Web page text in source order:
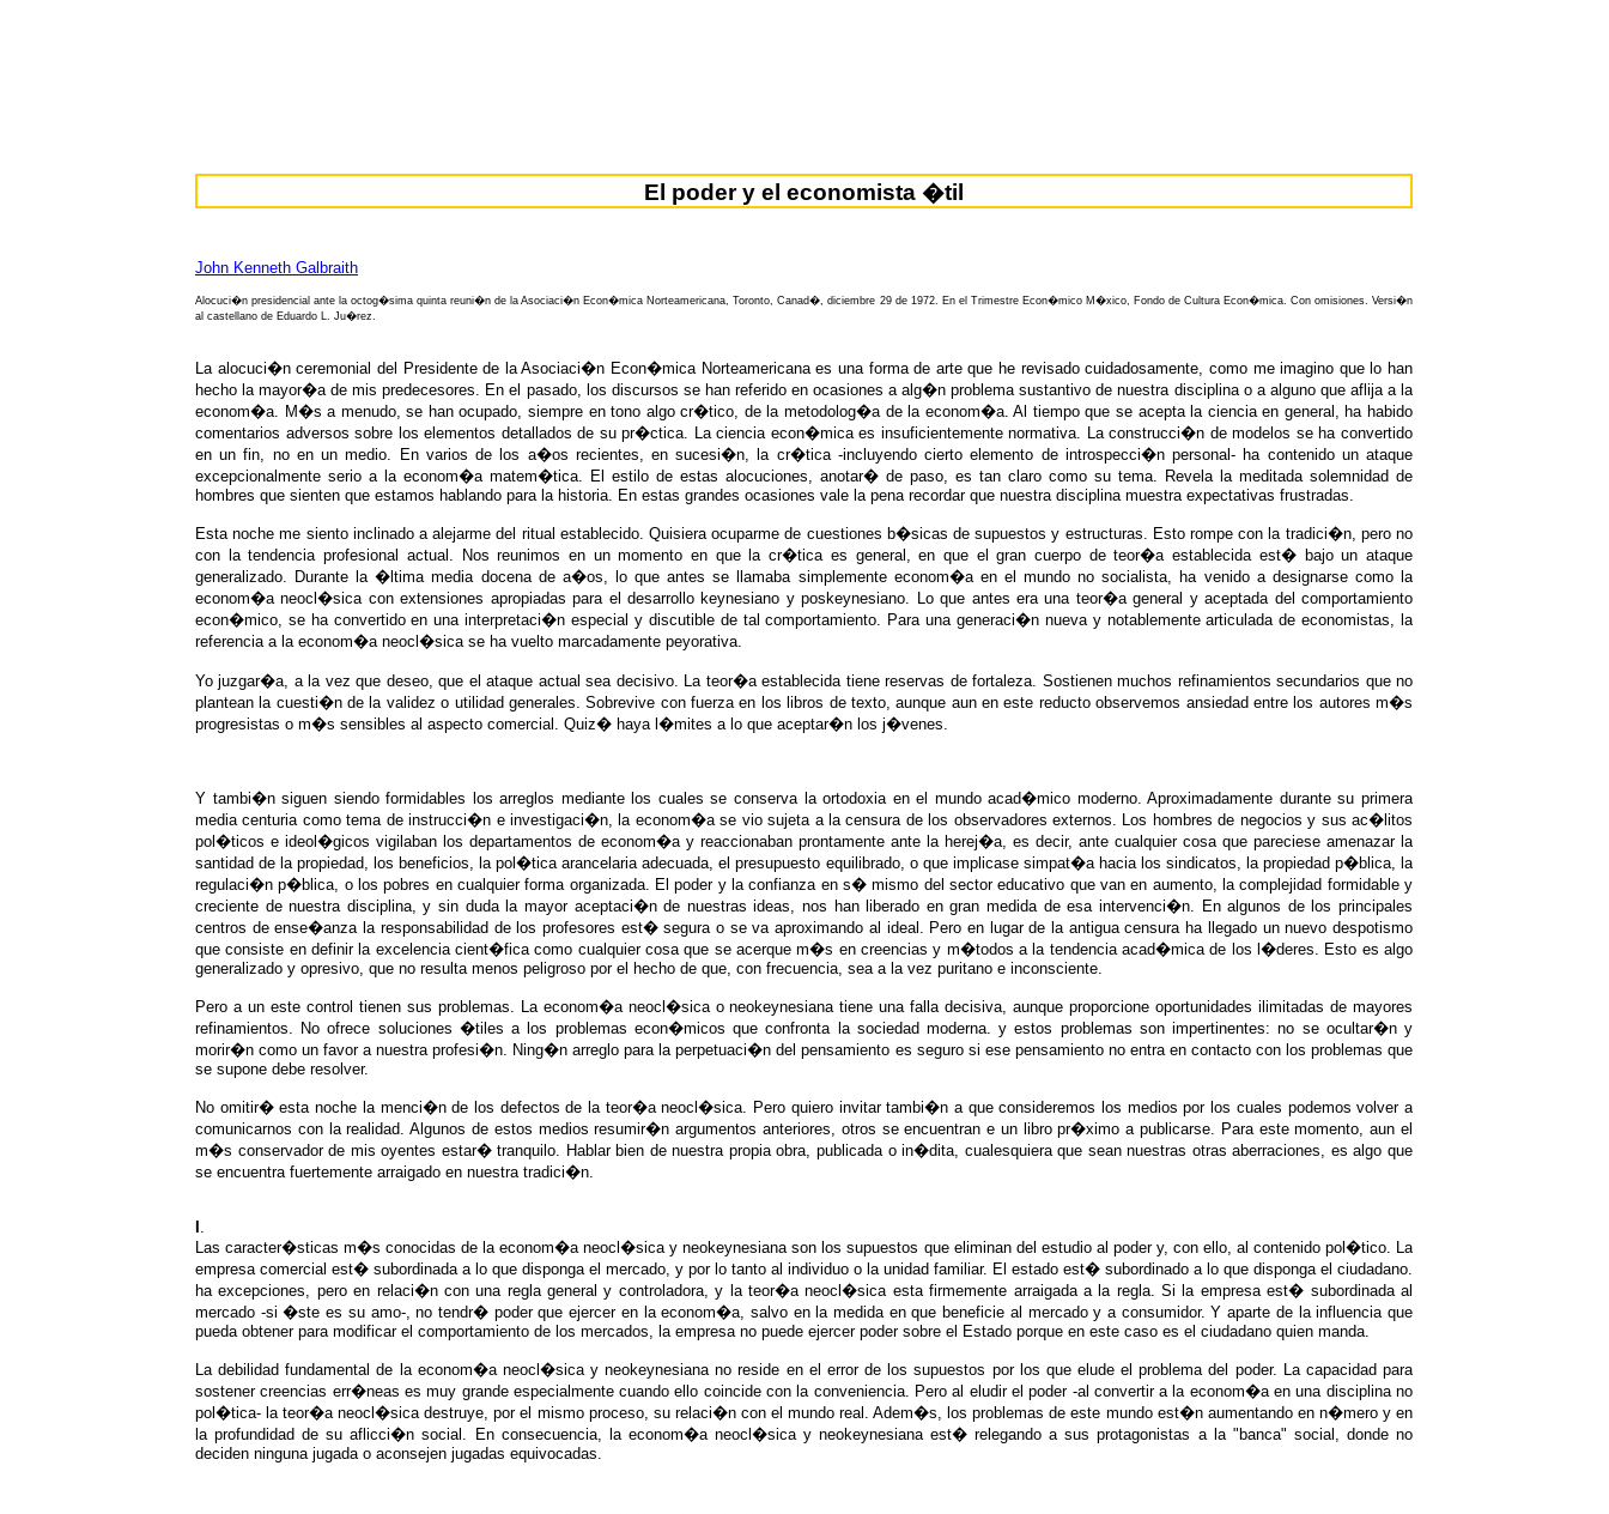
El poder y el economista �til
John Kenneth Galbraith
Alocuci�n presidencial ante la octog�sima quinta reuni�n de la Asociaci�n Econ�mica Norteamericana, Toronto, Canad�, diciembre 29 de 1972. En el Trimestre Econ�mico M�xico, Fondo de Cultura Econ�mica. Con omisiones. Versi�n
al castellano de Eduardo L. Ju�rez.
La alocuci�n ceremonial del Presidente de la Asociaci�n Econ�mica Norteamericana es una forma de arte que he revisado cuidadosamente, como me imagino que lo han
hecho la mayor�a de mis predecesores. En el pasado, los discursos se han referido en ocasiones a alg�n problema sustantivo de nuestra disciplina o a alguno que aflija a la
econom�a. M�s a menudo, se han ocupado, siempre en tono algo cr�tico, de la metodolog�a de la econom�a. Al tiempo que se acepta la ciencia en general, ha habido
comentarios adversos sobre los elementos detallados de su pr�ctica. La ciencia econ�mica es insuficientemente normativa. La construcci�n de modelos se ha convertido
en un fin, no en un medio. En varios de los a�os recientes, en sucesi�n, la cr�tica -incluyendo cierto elemento de introspecci�n personal- ha contenido un ataque
excepcionalmente serio a la econom�a matem�tica. El estilo de estas alocuciones, anotar� de paso, es tan claro como su tema. Revela la meditada solemnidad de
hombres que sienten que estamos hablando para la historia. En estas grandes ocasiones vale la pena recordar que nuestra disciplina muestra expectativas frustradas.
Esta noche me siento inclinado a alejarme del ritual establecido. Quisiera ocuparme de cuestiones b�sicas de supuestos y estructuras. Esto rompe con la tradici�n, pero no
con la tendencia profesional actual. Nos reunimos en un momento en que la cr�tica es general, en que el gran cuerpo de teor�a establecida est� bajo un ataque
generalizado. Durante la �ltima media docena de a�os, lo que antes se llamaba simplemente econom�a en el mundo no socialista, ha venido a designarse como la
econom�a neocl�sica con extensiones apropiadas para el desarrollo keynesiano y poskeynesiano. Lo que antes era una teor�a general y aceptada del comportamiento
econ�mico, se ha convertido en una interpretaci�n especial y discutible de tal comportamiento. Para una generaci�n nueva y notablemente articulada de economistas, la
referencia a la econom�a neocl�sica se ha vuelto marcadamente peyorativa.
Yo juzgar�a, a la vez que deseo, que el ataque actual sea decisivo. La teor�a establecida tiene reservas de fortaleza. Sostienen muchos refinamientos secundarios que no
plantean la cuesti�n de la validez o utilidad generales. Sobrevive con fuerza en los libros de texto, aunque aun en este reducto observemos ansiedad entre los autores m�s
progresistas o m�s sensibles al aspecto comercial. Quiz� haya l�mites a lo que aceptar�n los j�venes.
Y tambi�n siguen siendo formidables los arreglos mediante los cuales se conserva la ortodoxia en el mundo acad�mico moderno. Aproximadamente durante su primera
media centuria como tema de instrucci�n e investigaci�n, la econom�a se vio sujeta a la censura de los observadores externos. Los hombres de negocios y sus ac�litos
pol�ticos e ideol�gicos vigilaban los departamentos de econom�a y reaccionaban prontamente ante la herej�a, es decir, ante cualquier cosa que pareciese amenazar la
santidad de la propiedad, los beneficios, la pol�tica arancelaria adecuada, el presupuesto equilibrado, o que implicase simpat�a hacia los sindicatos, la propiedad p�blica, la
regulaci�n p�blica, o los pobres en cualquier forma organizada. El poder y la confianza en s� mismo del sector educativo que van en aumento, la complejidad formidable y
creciente de nuestra disciplina, y sin duda la mayor aceptaci�n de nuestras ideas, nos han liberado en gran medida de esa intervenci�n. En algunos de los principales
centros de ense�anza la responsabilidad de los profesores est� segura o se va aproximando al ideal. Pero en lugar de la antigua censura ha llegado un nuevo despotismo
que consiste en definir la excelencia cient�fica como cualquier cosa que se acerque m�s en creencias y m�todos a la tendencia acad�mica de los l�deres. Esto es algo
generalizado y opresivo, que no resulta menos peligroso por el hecho de que, con frecuencia, sea a la vez puritano e inconsciente.
Pero a un este control tienen sus problemas. La econom�a neocl�sica o neokeynesiana tiene una falla decisiva, aunque proporcione oportunidades ilimitadas de mayores
refinamientos. No ofrece soluciones �tiles a los problemas econ�micos que confronta la sociedad moderna. y estos problemas son impertinentes: no se ocultar�n y
morir�n como un favor a nuestra profesi�n. Ning�n arreglo para la perpetuaci�n del pensamiento es seguro si ese pensamiento no entra en contacto con los problemas que
se supone debe resolver.
No omitir� esta noche la menci�n de los defectos de la teor�a neocl�sica. Pero quiero invitar tambi�n a que consideremos los medios por los cuales podemos volver a
comunicarnos con la realidad. Algunos de estos medios resumir�n argumentos anteriores, otros se encuentran e un libro pr�ximo a publicarse. Para este momento, aun el
m�s conservador de mis oyentes estar� tranquilo. Hablar bien de nuestra propia obra, publicada o in�dita, cualesquiera que sean nuestras otras aberraciones, es algo que
se encuentra fuertemente arraigado en nuestra tradici�n.
I
Las caracter�sticas m�s conocidas de la econom�a neocl�sica y neokeynesiana son los supuestos que eliminan del estudio al poder y, con ello, al contenido pol�tico. La
empresa comercial est� subordinada a lo que disponga el mercado, y por lo tanto al individuo o la unidad familiar. El estado est� subordinado a lo que disponga el ciudadano.
ha excepciones, pero en relaci�n con una regla general y controladora, y la teor�a neocl�sica esta firmemente arraigada a la regla. Si la empresa est� subordinada al
mercado -si �ste es su amo-, no tendr� poder que ejercer en la econom�a, salvo en la medida en que beneficie al mercado y a consumidor. Y aparte de la influencia que
pueda obtener para modificar el comportamiento de los mercados, la empresa no puede ejercer poder sobre el Estado porque en este caso es el ciudadano quien manda.
La debilidad fundamental de la econom�a neocl�sica y neokeynesiana no reside en el error de los supuestos por los que elude el problema del poder. La capacidad para
sostener creencias err�neas es muy grande especialmente cuando ello coincide con la conveniencia. Pero al eludir el poder -al convertir a la econom�a en una disciplina no
pol�tica- la teor�a neocl�sica destruye, por el mismo proceso, su relaci�n con el mundo real. Adem�s, los problemas de este mundo est�n aumentando en n�mero y en
la profundidad de su aflicci�n social. En consecuencia, la econom�a neocl�sica y neokeynesiana est� relegando a sus protagonistas a la "banca" social, donde no
deciden ninguna jugada o aconsejen jugadas equivocadas.